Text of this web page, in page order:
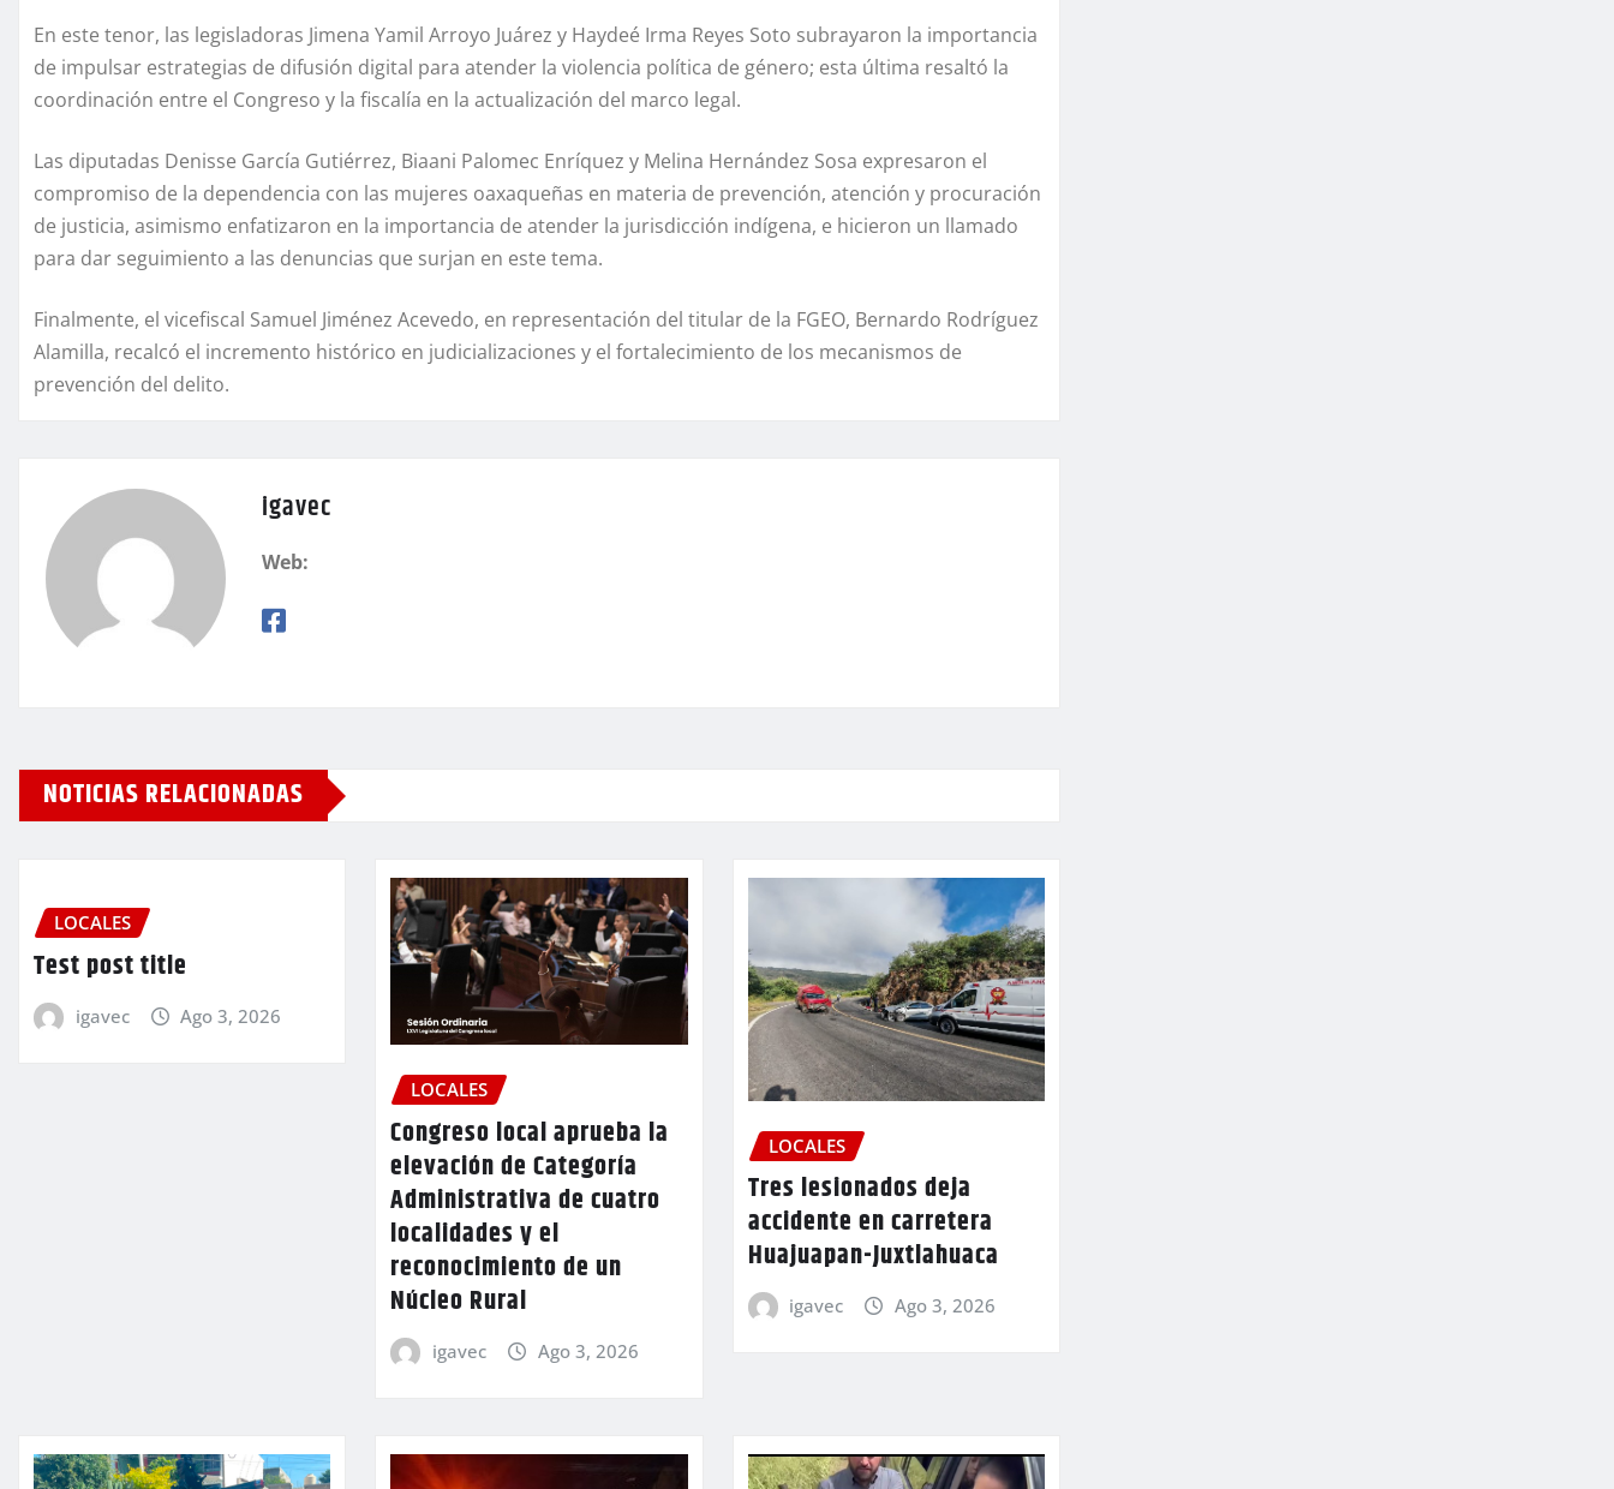
En este tenor, las legisladoras Jimena Yamil Arroyo Juárez y Haydeé Irma Reyes Soto subrayaron la importancia
de impulsar estrategias de difusión digital para atender la violencia política de género; esta última resaltó la
coordinación entre el Congreso y la fiscalía en la actualización del marco legal.
Las diputadas Denisse García Gutiérrez, Biaani Palomec Enríquez y Melina Hernández Sosa expresaron el
compromiso de la dependencia con las mujeres oaxaqueñas en materia de prevención, atención y procuración
de justicia, asimismo enfatizaron en la importancia de atender la jurisdicción indígena, e hicieron un llamado
para dar seguimiento a las denuncias que surjan en este tema.
Finalmente, el vicefiscal Samuel Jiménez Acevedo, en representación del titular de la FGEO, Bernardo Rodríguez
Alamilla, recalcó el incremento histórico en judicializaciones y el fortalecimiento de los mecanismos de
prevención del delito.
igavec
Web:
NOTICIAS RELACIONADAS
LOCALES
Test post title
igavec Ago 3, 2026
LOCALES
Congreso local aprueba la
elevación de Categoría
Administrativa de cuatro
localidades y el
reconocimiento de un
Núcleo Rural
igavec Ago 3, 2026
LOCALES
Tres lesionados deja
accidente en carretera
Huajuapan-Juxtlahuaca
igavec Ago 3, 2026